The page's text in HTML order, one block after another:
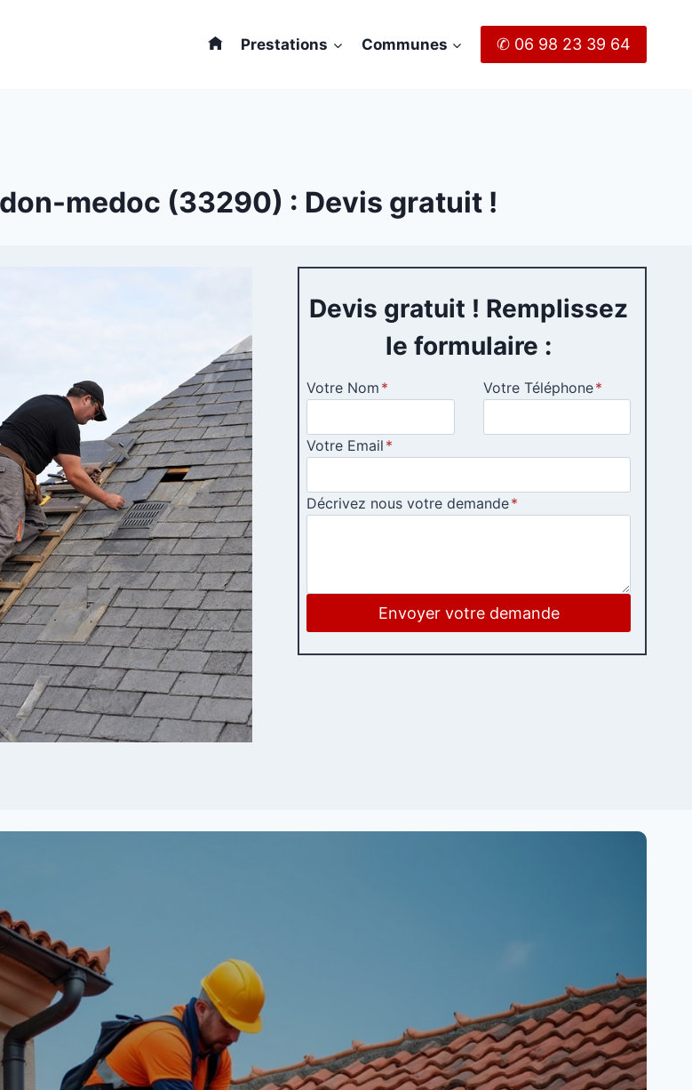
Prestations Communes ✆ 06 98 23 39 64
medoc (33290) : Devis gratuit !
Devis gratuit ! Remplissez
le formulaire :
Votre Nom * Votre Téléphone*
Votre Email *
Décrivez nous votre demande*
Envoyer votre demande